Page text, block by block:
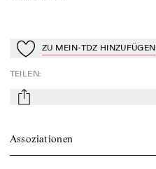
Zu Mein-TdZ hinzufügen
ZU MEIN-TDZ HINZUFÜGEN
TEILEN:
mail
Assoziationen